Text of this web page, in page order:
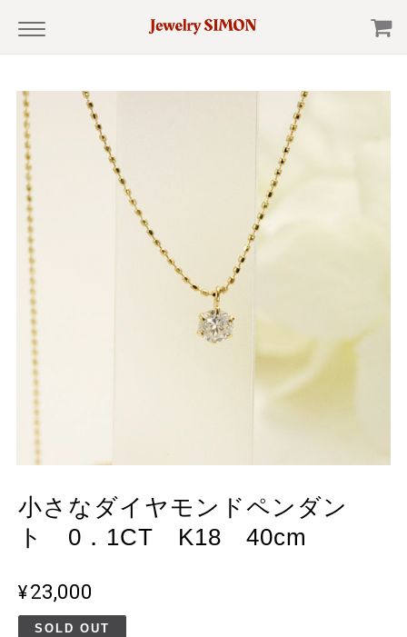
小さなダイヤモンドペンダン
ト 0．1CT K18 40cm
¥23,000
SOLD OUT